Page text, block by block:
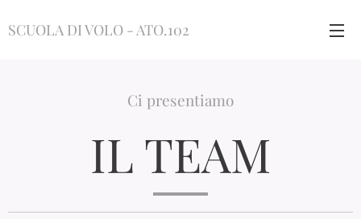
SCUOLA DI VOLO - ATO.102
Ci presentiamo
IL TEAM